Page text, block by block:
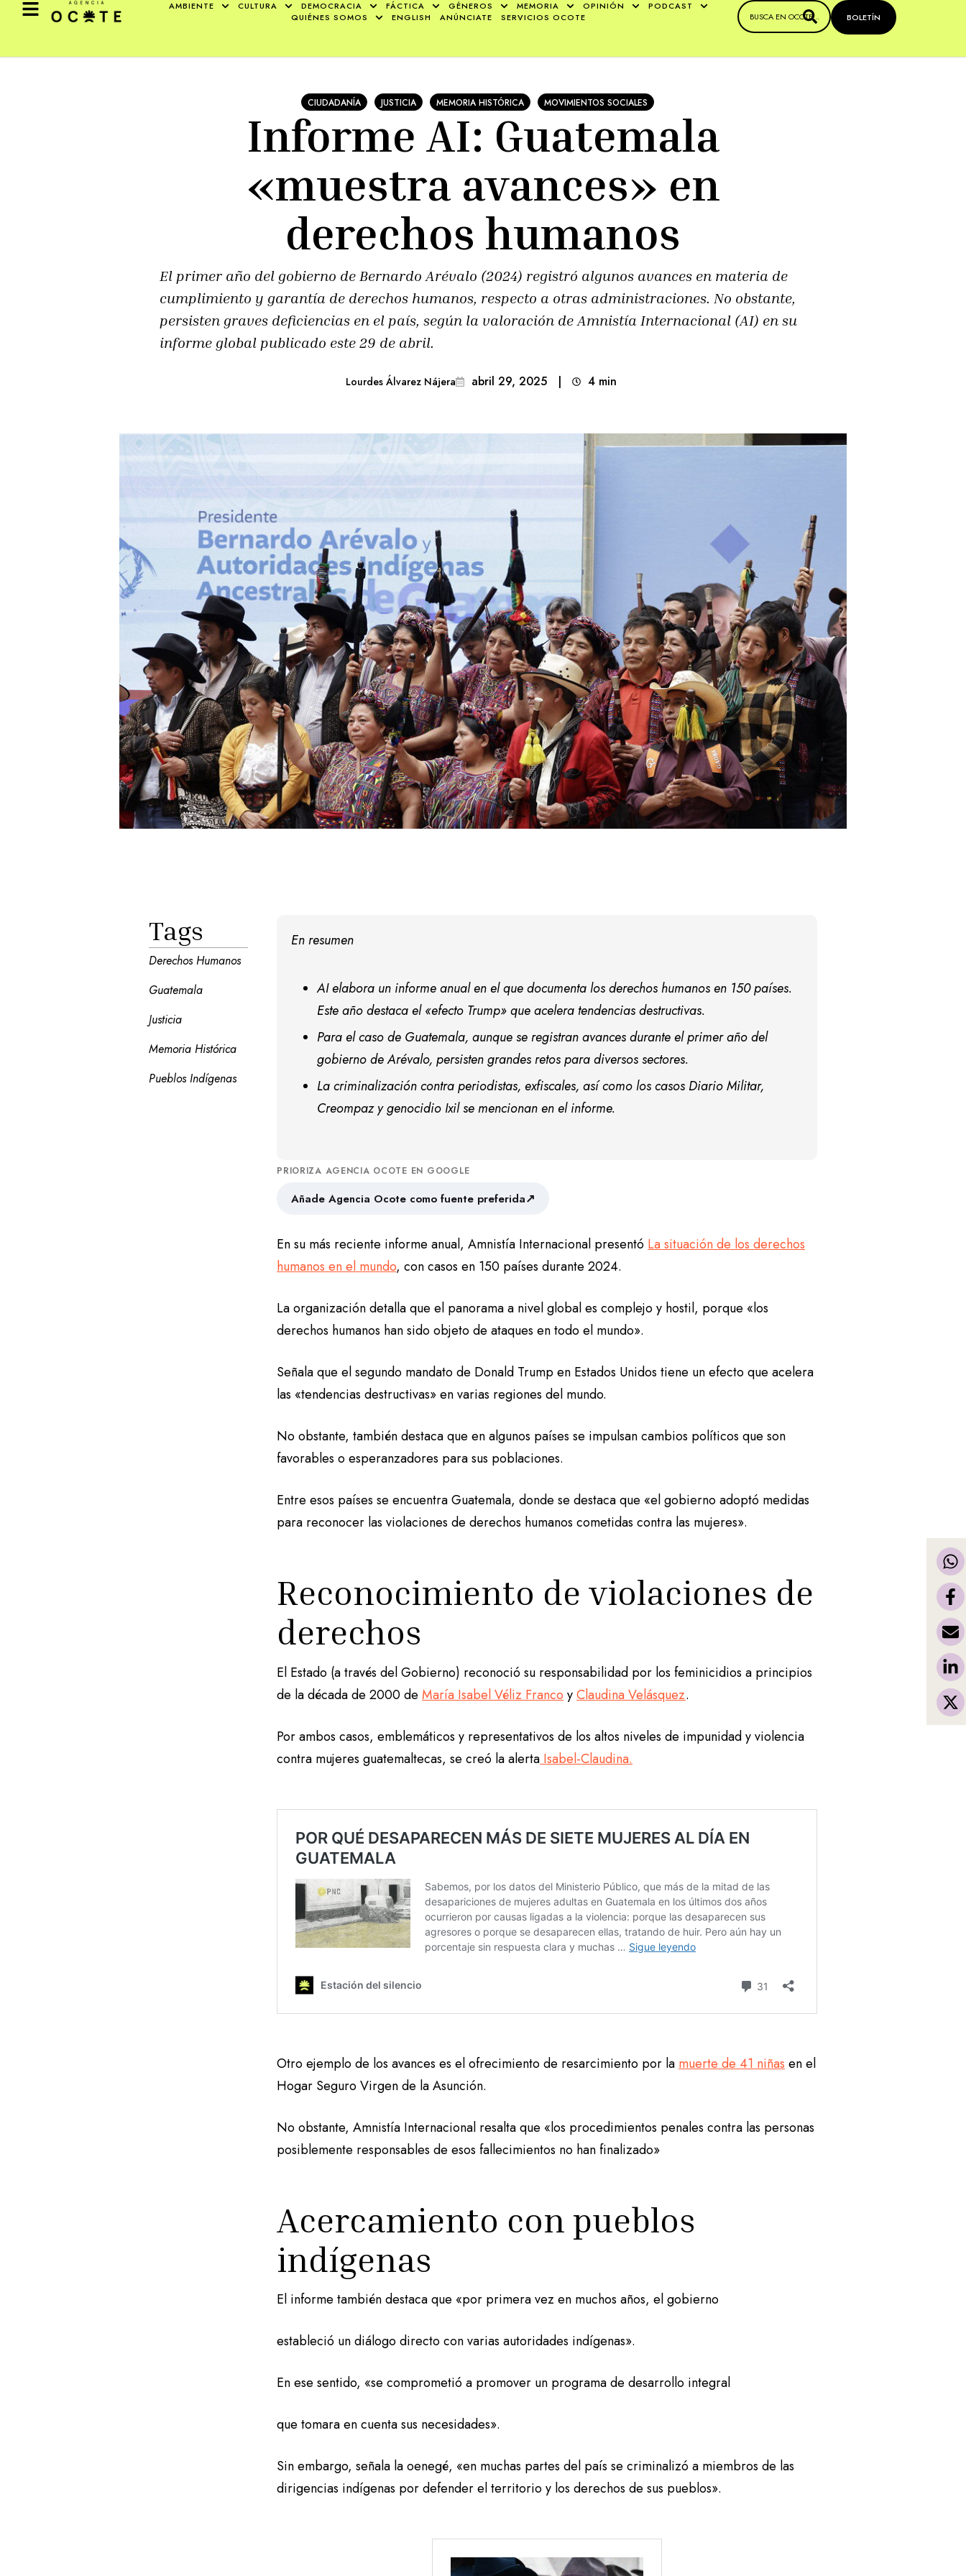
AMBIENTE CULTURA DEMOCRACIA FÁCTICA GÉNEROS MEMORIA OPINIÓN
PODCAST
QUIÉNES SOMOS
ENGLISH ANÚNCIATE SERVICIOS OCOTE BOLETÍN
CIUDADANÍA JUSTICIA MEMORIA HISTÓRICA MOVIMIENTOS SOCIALES
Informe AI: Guatemala
«muestra avances» en
derechos humanos
El primer año del gobierno de Bernardo Arévalo (2024) registró algunos avances en materia de
cumplimiento y garantía de derechos humanos, respecto a otras administraciones. No obstante,
persisten graves deficiencias en el país, según la valoración de Amnistía Internacional (AI) en su
informe global publicado este 29 de abril.
Lourdes Álvarez Nájera abril 29, 2025 | 4 min
Tags
Derechos Humanos
Guatemala
Justicia
Memoria Histórica
Pueblos Indígenas
En resumen
AI elabora un informe anual en el que documenta los derechos humanos en 150 países.
Este año destaca el «efecto Trump» que acelera tendencias destructivas.
Para el caso de Guatemala, aunque se registran avances durante el primer año del
gobierno de Arévalo, persisten grandes retos para diversos sectores.
La criminalización contra periodistas, exfiscales, así como los casos Diario Militar,
Creompaz y genocidio Ixil se mencionan en el informe.
PRIORIZA AGENCIA OCOTE EN GOOGLE
Añade Agencia Ocote como fuente preferida↗
En su más reciente informe anual, Amnistía Internacional presentó La situación de los derechos
humanos en el mundo, con casos en 150 países durante 2024.
La organización detalla que el panorama a nivel global es complejo y hostil, porque «los
derechos humanos han sido objeto de ataques en todo el mundo».
Señala que el segundo mandato de Donald Trump en Estados Unidos tiene un efecto que acelera
las «tendencias destructivas» en varias regiones del mundo.
No obstante, también destaca que en algunos países se impulsan cambios políticos que son
favorables o esperanzadores para sus poblaciones.
Entre esos países se encuentra Guatemala, donde se destaca que «el gobierno adoptó medidas
para reconocer las violaciones de derechos humanos cometidas contra las mujeres».
Reconocimiento de violaciones de
derechos
El Estado (a través del Gobierno) reconoció su responsabilidad por los feminicidios a principios
de la década de 2000 deMaría Isabel Véliz Franco yClaudina Velásquez.
Por ambos casos, emblemáticos y representativos de los altos niveles de impunidad y violencia
contra mujeres guatemaltecas, se creó la alerta Isabel-Claudina.
Otro ejemplo de los avances es el ofrecimiento de resarcimiento por la muerte de 41 niñas en el
Hogar Seguro Virgen de la Asunción.
No obstante, Amnistía Internacional resalta que «los procedimientos penales contra las personas
posiblemente responsables de esos fallecimientos no han finalizado»
Acercamiento con pueblos
indígenas
El informe también destaca que «por primera vez en muchos años, el gobierno
estableció un diálogo directo con varias autoridades indígenas».
En ese sentido, «se comprometió a promover un programa de desarrollo integral
que tomara en cuenta sus necesidades».
Sin embargo, señala la oenegé, «en muchas partes del país se criminalizó a miembros de las
dirigencias indígenas por defender el territorio y los derechos de sus pueblos».